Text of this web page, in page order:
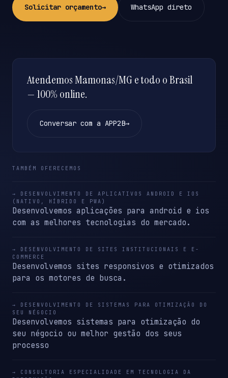
Solicitar orçamento→ WhatsApp direto
Atendemos Mamonas/MG e todo o Brasil
— 100% online.
Conversar com a APP2B→
TAMBÉM OFERECEMOS
→ DESENVOLVIMENTO DE APLICATIVOS ANDROID E IOS
(NATIVO, HÍBRIDO E PWA)
Desenvolvemos aplicações para android e ios
com as melhores tecnologias do mercado.
→ DESENVOLVIMENTO DE SITES INSTITUCIONAIS E E-
COMMERCE
Desenvolvemos sites responsivos e otimizados
para os motores de busca.
→ DESENVOLVIMENTO DE SISTEMAS PARA OTIMIZAÇÃO DO
SEU NÉGOCIO
Desenvolvemos sistemas para otimização do
seu négocio ou melhor gestão dos seus
processo
→ CONSULTORIA ESPECIALIDADE EM TECNOLOGIA DA